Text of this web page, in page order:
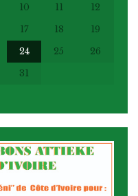
10 11
12
17 18
19
24 25
26
31